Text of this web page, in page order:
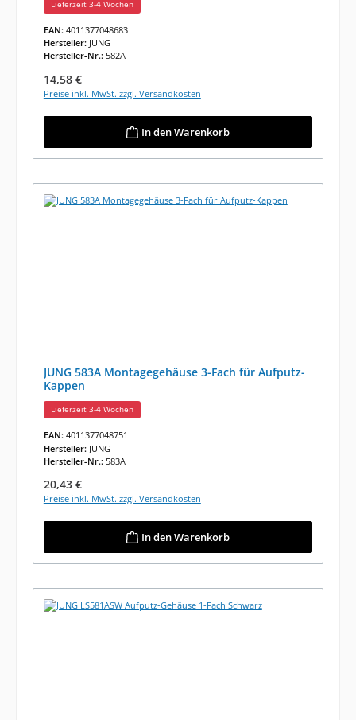
Lieferzeit 3-4 Wochen
EAN: 4011377048683
Hersteller: JUNG
Hersteller-Nr.: 582A
Regulärer Preis:
14,58 €
Preise inkl. MwSt. zzgl. Versandkosten
In den Warenkorb
JUNG 583A Montagegehäuse 3-Fach für Aufputz-
Kappen
Lieferzeit 3-4 Wochen
EAN: 4011377048751
Hersteller: JUNG
Hersteller-Nr.: 583A
Regulärer Preis:
20,43 €
Preise inkl. MwSt. zzgl. Versandkosten
In den Warenkorb